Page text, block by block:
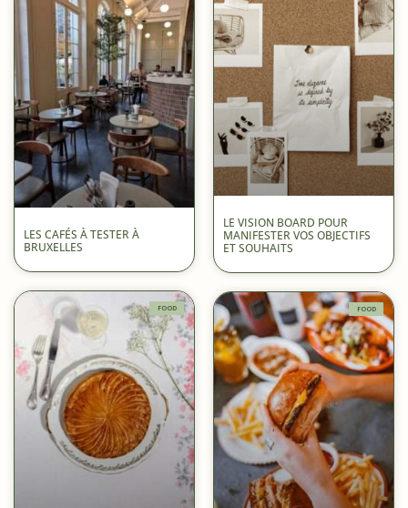
LES CAFÉS À TESTER À
BRUXELLES
LE VISION BOARD POUR
MANIFESTER VOS OBJECTIFS
ET SOUHAITS
FOOD FOOD